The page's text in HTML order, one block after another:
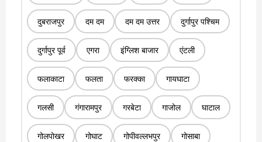
दुबराजपुर दम दम दम दम उत्तर दुर्गापुर पश्चिम
दुर्गापुर पूर्व एगरा इंग्लिश बाजार एंटली
फलाकाटा फलता फरक्का गायघाटा
गलसी गंगारामपुर गरबेटा गाजोल घाटाल
गोलपोखर गोघाट गोपीवल्लभपुर गोसाबा